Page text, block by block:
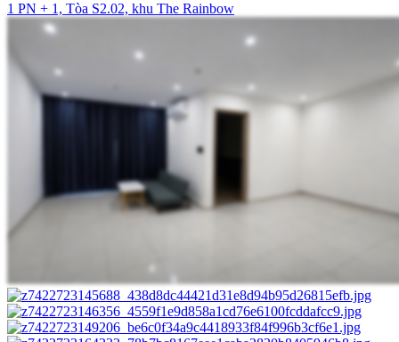
1 PN + 1, Tòa S2.02, khu The Rainbow